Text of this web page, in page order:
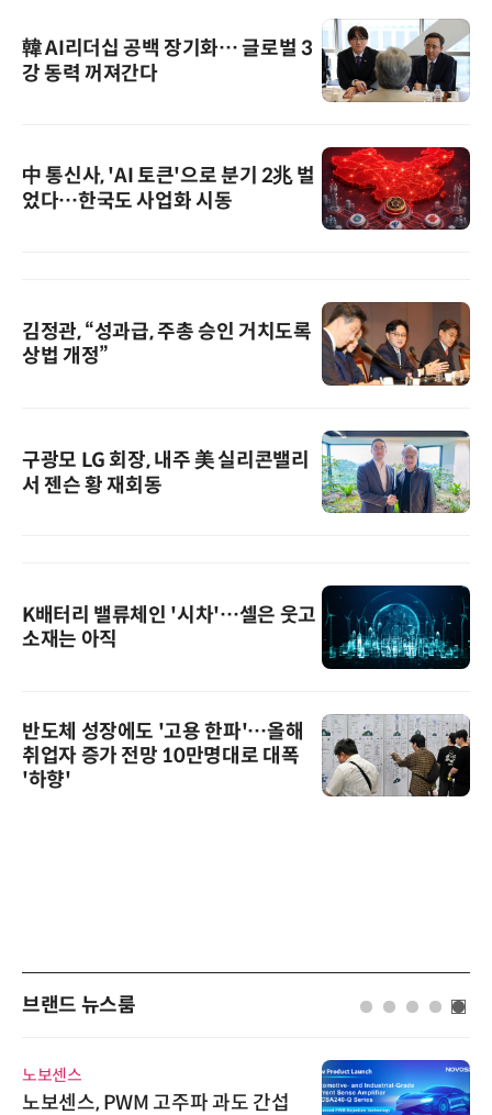
韓 AI리더십 공백 장기화… 글로벌 3
강 동력 꺼져간다
中 통신사, 'AI 토큰'으로 분기 2兆 벌
었다…한국도 사업화 시동
김정관, “성과급, 주총 승인 거치도록
상법 개정”
구광모 LG 회장, 내주 美 실리콘밸리
서 젠슨 황 재회동
K배터리 밸류체인 '시차'…셀은 웃고
소재는 아직
반도체 성장에도 '고용 한파'…올해
취업자 증가 전망 10만명대로 대폭
'하향'
브랜드 뉴스룸
노보센스
노보센스, PWM 고주파 과도 간섭